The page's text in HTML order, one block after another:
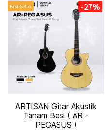
Best Seller -27%
ARTISAN Gitar Akustik
Tanam Besi ( AR -
PEGASUS )